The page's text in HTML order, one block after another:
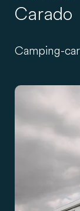
Carado
Camping-